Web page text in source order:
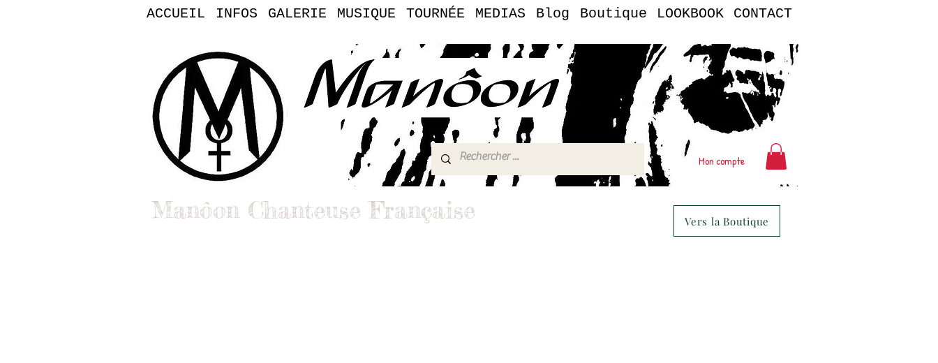
ACCUEIL INFOS GALERIE MUSIQUE TOURNÉE MEDIAS Blog Boutique LOOKBOOK CONTACT
Mon compte
Manôon Chanteuse Française Vers la Boutique